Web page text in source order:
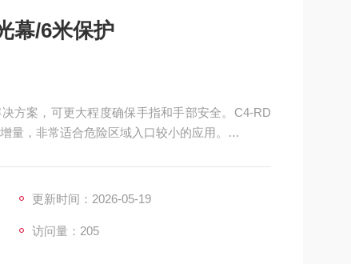
幕/6米保护
方案，可更大程度确保手指和手部安全。C4-RD
量，非常适合危险区域入口较小的应用。
更新时间：2026-05-19
访问量：205